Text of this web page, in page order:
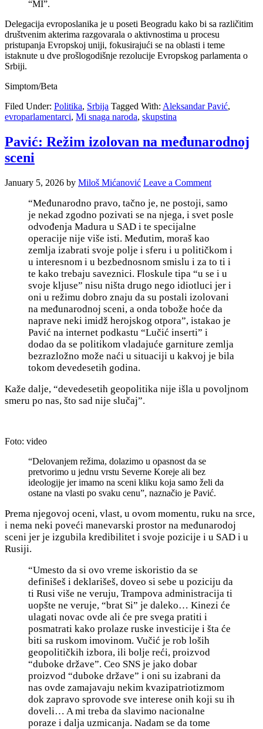
“MI”.
Delegacija evroposlanika je u poseti Beogradu kako bi sa različitim
društvenim akterima razgovarala o aktivnostima u procesu
pristupanja Evropskoj uniji, fokusirajući se na oblasti i teme
istaknute u dve prošlogodišnje rezolucije Evropskog parlamenta o
Srbiji.
Simptom/Beta
Filed Under: Politika, Srbija Tagged With: Aleksandar Pavić,
evroparlamentarci, Mi snaga naroda, skupstina
Pavić: Režim izolovan na međunarodnoj
sceni
January 5, 2026 by Miloš Mićanović Leave a Comment
“Međunarodno pravo, tačno je, ne postoji, samo
je nekad zgodno pozivati se na njega, i svet posle
odvođenja Madura u SAD i te specijalne
operacije nije više isti. Međutim, moraš kao
zemlja izabrati svoje polje i sferu i u političkom i
u interesnom i u bezbednosnom smislu i za to ti i
te kako trebaju saveznici. Floskule tipa “u se i u
svoje kljuse” nisu ništa drugo nego idiotluci jer i
oni u režimu dobro znaju da su postali izolovani
na međunarodnoj sceni, a onda tobože hoće da
naprave neki imidž herojskog otpora”, istakao je
Pavić na internet podkastu “Lučić inserti” i
dodao da se politikom vladajuće garniture zemlja
bezrazložno može naći u situaciji u kakvoj je bila
tokom devedesetih godina.
Kaže dalje, “devedesetih geopolitika nije išla u povoljnom
smeru po nas, što sad nije slučaj”.
Foto: video
“Delovanjem režima, dolazimo u opasnost da se
pretvorimo u jednu vrstu Severne Koreje ali bez
ideologije jer imamo na sceni kliku koja samo želi da
ostane na vlasti po svaku cenu”, naznačio je Pavić.
Prema njegovoj oceni, vlast, u ovom momentu, ruku na srce,
i nema neki poveći manevarski prostor na međunarodoj
sceni jer je izgubila kredibilitet i svoje pozicije i u SAD i u
Rusiji.
“Umesto da si ovo vreme iskoristio da se
definišeš i deklarišeš, doveo si sebe u poziciju da
ti Rusi više ne veruju, Trampova administracija ti
uopšte ne veruje, “brat Si” je daleko… Kinezi će
ulagati novac ovde ali će pre svega pratiti i
posmatrati kako prolaze ruske investicije i šta će
biti sa ruskom imovinom. Vučić je rob loših
geopolitičkih izbora, ili bolje reći, proizvod
“duboke države”. Ceo SNS je jako dobar
proizvod “duboke države” i oni su izabrani da
nas ovde zamajavaju nekim kvazipatriotizmom
dok zapravo sprovode sve interese onih koji su ih
doveli… A mi treba da slavimo nacionalne
poraze i dalja uzmicanja. Nadam se da tome